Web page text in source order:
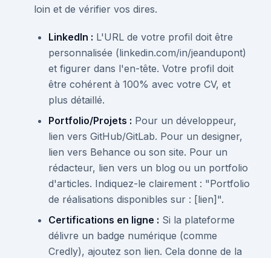
loin et de vérifier vos dires.
LinkedIn : L'URL de votre profil doit être
personnalisée (linkedin.com/in/jeandupont)
et figurer dans l'en-tête. Votre profil doit
être cohérent à 100% avec votre CV, et
plus détaillé.
Portfolio/Projets : Pour un développeur,
lien vers GitHub/GitLab. Pour un designer,
lien vers Behance ou son site. Pour un
rédacteur, lien vers un blog ou un portfolio
d'articles. Indiquez-le clairement : "Portfolio
de réalisations disponibles sur : [lien]".
Certifications en ligne : Si la plateforme
délivre un badge numérique (comme
Credly), ajoutez son lien. Cela donne de la